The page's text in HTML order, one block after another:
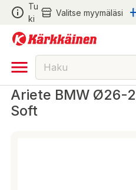
Tu
ki
Valitse myymäläsi
Ariete BMW Ø26-
Soft